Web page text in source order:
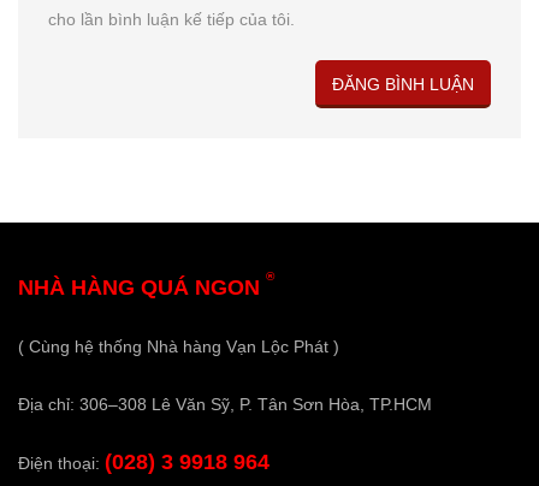
cho lần bình luận kế tiếp của tôi.
NHÀ HÀNG QUÁ NGON ®
( Cùng hệ thống Nhà hàng Vạn Lộc Phát )
Địa chỉ: 306–308 Lê Văn Sỹ, P. Tân Sơn Hòa, TP.HCM
Điện thoại: (028) 3 9918 964